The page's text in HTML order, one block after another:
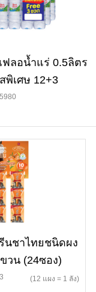
ฟลอน้ำแร่ 0.5ลิตร
พิเศษ 12+3
นชาไทยชนิดผง
วน (24ซอง)
(12 แผง = 1 ลัง)